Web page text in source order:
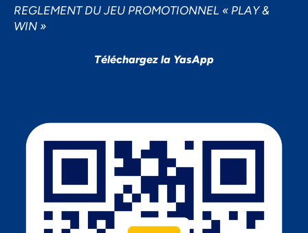
REGLEMENT DU JEU PROMOTIONNEL « PLAY &
WIN »
Téléchargez la YasApp